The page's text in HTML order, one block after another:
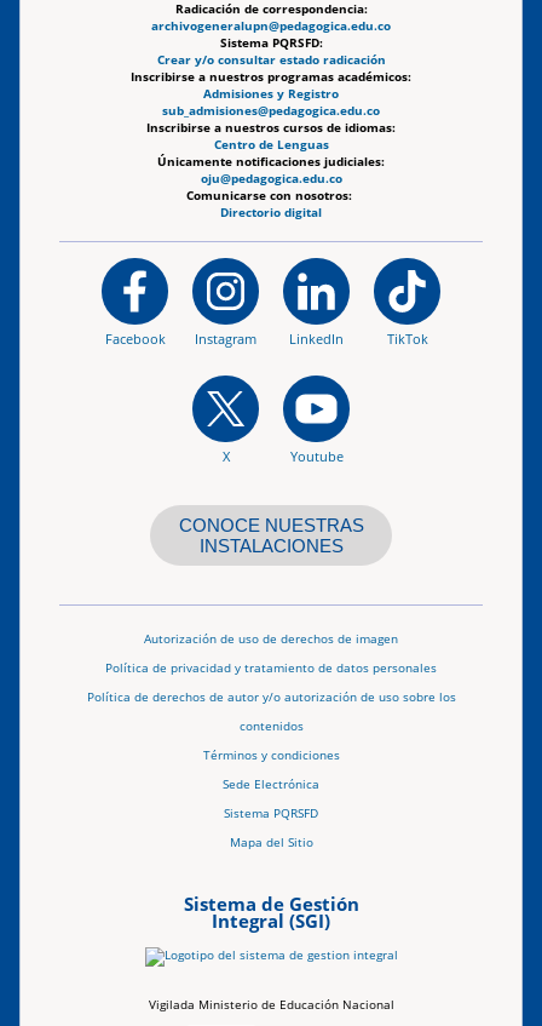
Radicación de correspondencia:
archivogeneralupn@pedagogica.edu.co
Sistema PQRSFD:
Crear y/o consultar estado radicación
Inscribirse a nuestros programas académicos:
Admisiones y Registro
sub_admisiones@pedagogica.edu.co
Inscribirse a nuestros cursos de idiomas:
Centro de Lenguas
Únicamente notificaciones judiciales:
oju@pedagogica.edu.co
Comunicarse con nosotros:
Directorio digital
Facebook Instagram LinkedIn TikTok
X Youtube
CONOCE NUESTRAS
INSTALACIONES
Autorización de uso de derechos de imagen
Política de privacidad y tratamiento de datos personales
Política de derechos de autor y/o autorización de uso sobre los
contenidos
Términos y condiciones
Sede Electrónica
Sistema PQRSFD
Mapa del Sitio
Sistema de Gestión
Integral (SGI)
Vigilada Ministerio de Educación Nacional